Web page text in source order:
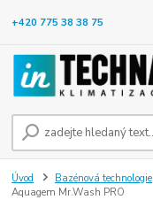
+420 775 38 38 75
Úvod Bazénová technologie
Aquagem Mr.Wash PRO